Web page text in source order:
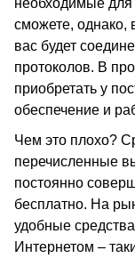
необходимые для
сможете, однако,
вас будет
протоколов. В
приобретать у
обеспечение и
Чем это плохо?
перечисленные
постоянно
бесплатно. На
удобные
Интернетом –